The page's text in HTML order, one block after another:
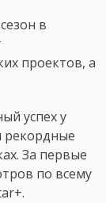
в
проектов, а
успех у
рекордные
За первые
по всему